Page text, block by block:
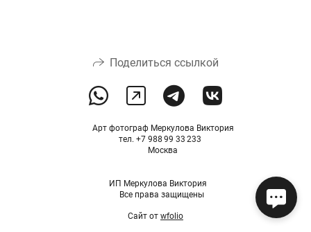
Поделиться ссылкой
Арт фотограф Меркулова Виктория
тел. +7 988 99 33 233
Москва
ИП Меркулова Виктория
Все права защищены
Сайт от wfolio